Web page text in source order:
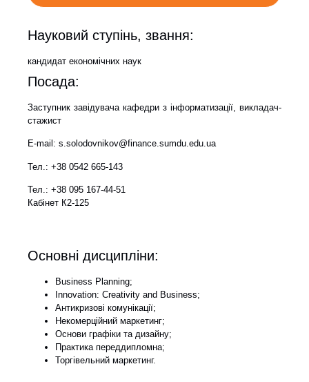
Науковий ступінь, звання:
кандидат економічних наук
Посада:
Заступник завідувача кафедри з інформатизації, викладач-
стажист
E-mail: s.solodovnikov@finance.sumdu.edu.ua
Тел.: +38 0542 665-143
Тел.: +38 095 167-44-51
Кабінет К2-125
Основні дисципліни:
Business Planning;
Innovation: Creativity and Business;
Антикризові комунікації;
Некомерційний маркетинг;
Основи графіки та дизайну;
Практика переддипломна;
Торгівельний маркетинг.